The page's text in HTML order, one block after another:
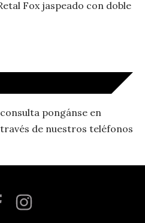
pongánse en
de nuestros teléfonos
Fox jaspeado con doble